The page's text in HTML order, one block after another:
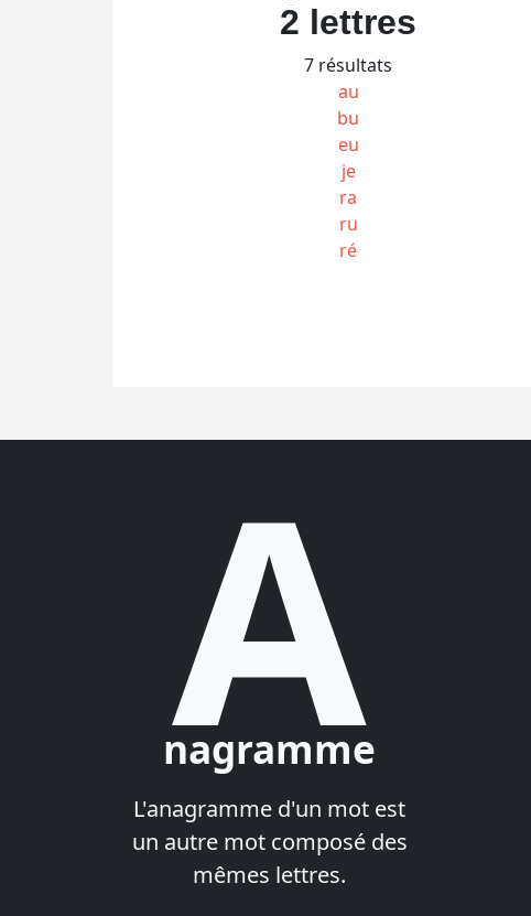
2 lettres
7 résultats
au
bu
eu
je
ra
ru
ré
A
nagramme
L'anagramme d'un mot est
un autre mot composé des
mêmes lettres.